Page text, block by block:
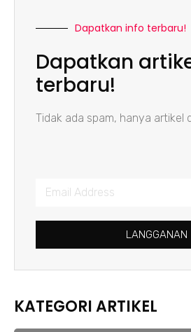
Dapatkan info terbaru!
Dapatkan
terbaru!
Tidak ada spam, hanya artikel
LANGGANAN
KATEGORI ARTIKEL